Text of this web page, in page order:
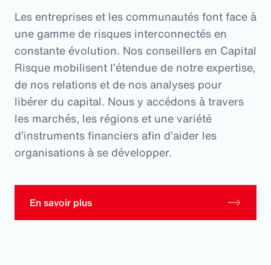
Les entreprises et les communautés font face à
une gamme de risques interconnectés en
constante évolution. Nos conseillers en Capital
Risque mobilisent l’étendue de notre expertise,
de nos relations et de nos analyses pour
libérer du capital. Nous y accédons à travers
les marchés, les régions et une variété
d’instruments financiers afin d’aider les
organisations à se développer.
En savoir plus